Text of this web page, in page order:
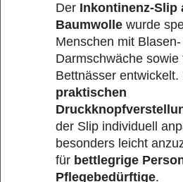
Der Inkontinenz-Slip
Baumwolle wurde
Menschen mit Blasen-
Darmschwäche sowie
Bettnässer entwickelt.
praktischen
der Slip individuell
besonders leicht
für bettlegrige
Pflegebedürftige.